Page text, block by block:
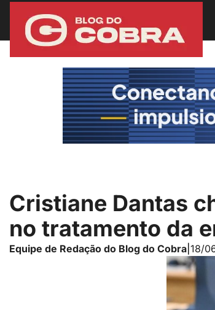
Cristiane Dantas
no tratamento da
Equipe de Redação do Blog do Cobra 18/